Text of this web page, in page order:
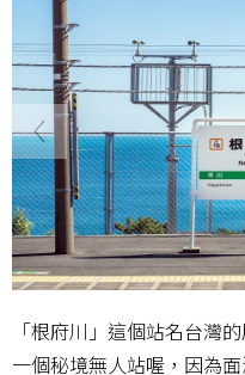
「根府川」這個站名台灣
一個秘境無人站喔，因為